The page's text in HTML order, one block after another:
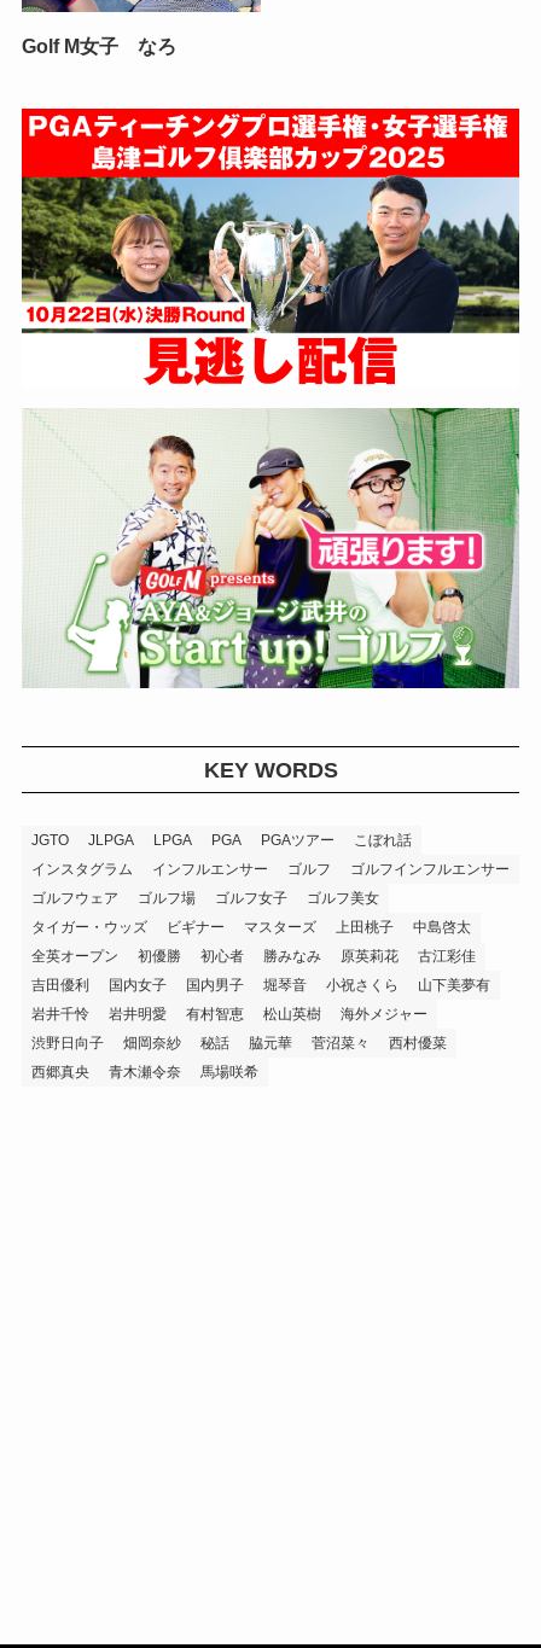
Golf M女子 なろ
KEY WORDS
JGTO JLPGA LPGA PGA PGAツアー
こぼれ話
インスタグラム
インフルエンサー ゴルフ
ゴルフインフルエンサー
ゴルフウェア
ゴルフ場 ゴルフ女子
ゴルフ美女
タイガー・ウッズ
ビギナー マスターズ 上田桃子
中島啓太
全英オープン
初優勝 初心者 勝みなみ 原英莉花
古江彩佳
吉田優利
国内女子 国内男子 堀琴音 小祝さくら
山下美夢有
岩井千怜
岩井明愛 有村智恵 松山英樹
海外メジャー
渋野日向子
畑岡奈紗 秘話 脇元華 菅沼菜々
西村優菜
西郷真央
青木瀬令奈 馬場咲希